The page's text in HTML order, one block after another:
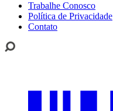
Trabalhe Conosco
Política de Privacidade
Contato